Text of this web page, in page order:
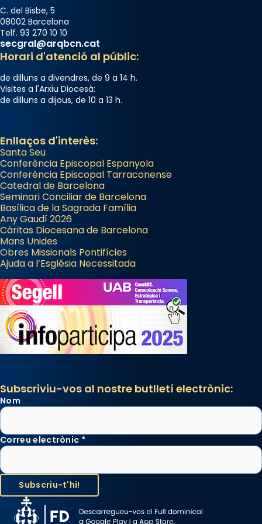
C. del Bisbe, 5
08002 Barcelona
Telf. 93 270 10 10
secgral@arqbcn.cat
Horari d'atenció al públic:
de dilluns a divendres, de 9 a 14 h.
Visites a l'Arxiu Diocesà:
de dilluns a dijous, de 10 a 13 h.
Enllaços d'interès:
Santa Seu
Conferència Episcopal Espanyola
Conferència Episcopal Tarraconense
Catedral de Barcelona
Seminari Conciliar de Barcelona
Basílica de la Sagrada Família
Any Gaudí 2026
Càritas Diocesana de Barcelona
Mans Unides
Obres Missionals Pontifícies
Ajuda a l’Església Necessitada
Subscriviu-vos al nostre butlletí electrònic:
Nom
Correu electrònic *